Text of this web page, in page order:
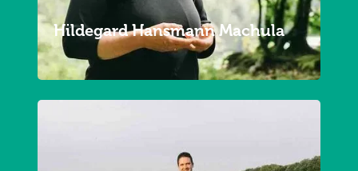
Hildegard Hansmann Machula